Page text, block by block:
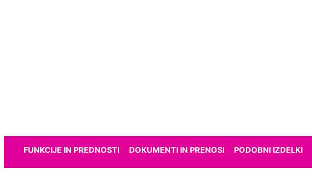
FUNKCIJE IN PREDNOSTI DOKUMENTI IN PRENOSI PODOBNI IZDELKI